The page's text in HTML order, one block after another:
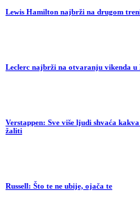
Lewis Hamilton najbrži na drugom
Leclerc najbrži na otvaranju vikenda u
Verstappen: Sve više ljudi shvaća
žaliti
Russell: Što te ne ubije, ojača te